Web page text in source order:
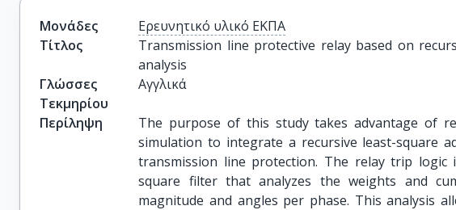
Μονάδες
Ερευνητικό υλικό ΕΚΠΑ
Τίτλος
Transmission line protective relay based on
analysis
Γλώσσες
Τεκμηρίου
Αγγλικά
Περίληψη
The purpose of this study takes advantage of
simulation to integrate a recursive least-square
transmission line protection. The relay trip logic
square filter that analyzes the weights and
magnitude and angles per phase. This analysis